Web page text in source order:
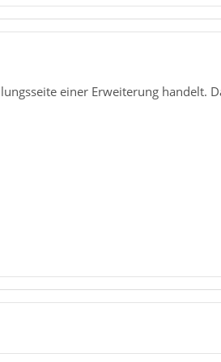
einer Erweiterung handelt.